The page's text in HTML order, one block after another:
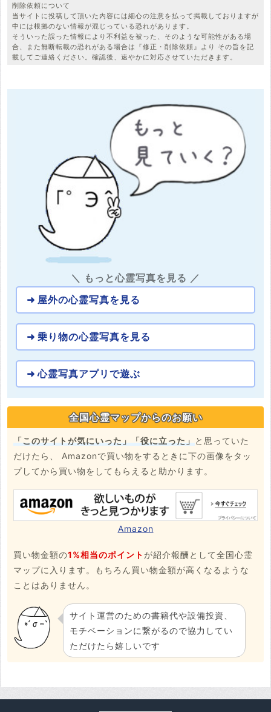
削除依頼について
当サイトに投稿して頂いた内容には細心の注意を払って掲載しておりますが
中には根拠のない情報が混じっている恐れがあります。
そういった誤った情報により不利益を被った、そのような可能性がある場
合、また無断転載の恐れがある場合は『修正・削除依頼』より その旨を記
載してご連絡ください。確認後、速やかに対応させていただきます。
＼ もっと心霊写真を見る ／
屋外の心霊写真を見る
乗り物の心霊写真を見る
心霊写真アプリで遊ぶ
全国心霊マップからのお願い
「このサイトが気にいった」「役に立った」と思っていた
だけたら、 Amazonで買い物をするときに下の画像をタッ
プしてから買い物をしてもらえると助かります。
Amazon
買い物金額の1%相当のポイント が紹介報酬として全国心霊
マップに入ります。もちろん買い物金額が高くなるような
ことはありません。
サイト運営のための書籍代や設備投資、
モチベーションに繋がるので協力してい
ただけたら嬉しいです